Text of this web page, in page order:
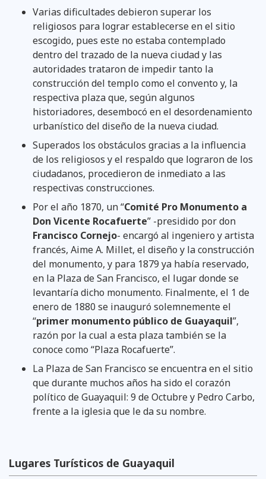
Varias dificultades debieron superar los
religiosos para lograr establecerse en el sitio
escogido, pues este no estaba contemplado
dentro del trazado de la nueva ciudad y las
autoridades trataron de impedir tanto la
construcción del templo como el convento y, la
respectiva plaza que, según algunos
historiadores, desembocó en el desordenamiento
urbanístico del diseño de la nueva ciudad.
Superados los obstáculos gracias a la influencia
de los religiosos y el respaldo que lograron de los
ciudadanos, procedieron de inmediato a las
respectivas construcciones.
Por el año 1870, un “Comité Pro Monumento a
Don Vicente Rocafuerte” -presidido por don
Francisco Cornejo- encargó al ingeniero y artista
francés, Aime A. Millet, el diseño y la construcción
del monumento, y para 1879 ya había reservado,
en la Plaza de San Francisco, el lugar donde se
levantaría dicho monumento. Finalmente, el 1 de
enero de 1880 se inauguró solemnemente el
“primer monumento público de Guayaquil”,
razón por la cual a esta plaza también se la
conoce como “Plaza Rocafuerte”.
La Plaza de San Francisco se encuentra en el sitio
que durante muchos años ha sido el corazón
político de Guayaquil: 9 de Octubre y Pedro Carbo,
frente a la iglesia que le da su nombre.
Lugares Turísticos de Guayaquil